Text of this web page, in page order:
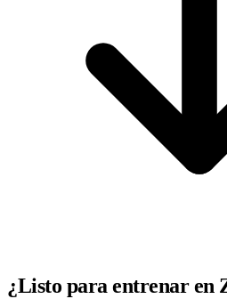
¿Listo para entrenar en